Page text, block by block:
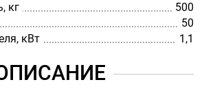
кг
500
50
кВт
1,1